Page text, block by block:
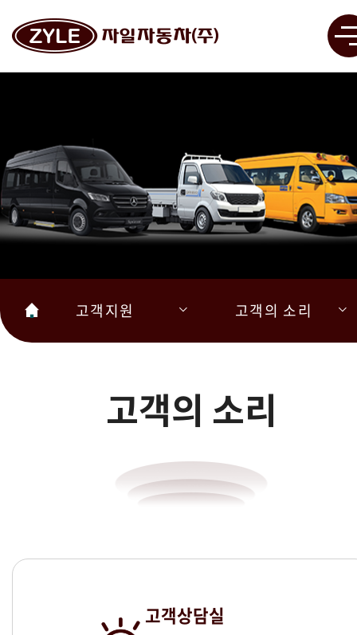
고객지원 고객의 소리
고객의 소리
고객상담실